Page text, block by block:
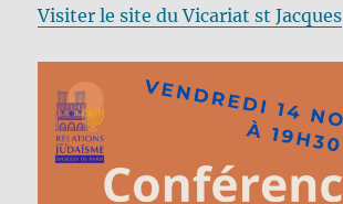
Visiter le site du Vicariat st Jacques